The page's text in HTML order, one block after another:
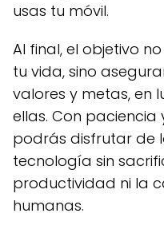
usas tu móvil.
Al final, el objetivo
tu vida, sino
valores y metas, en
ellas. Con
podrás disfrutar de
tecnología sin
productividad ni la
humanas.